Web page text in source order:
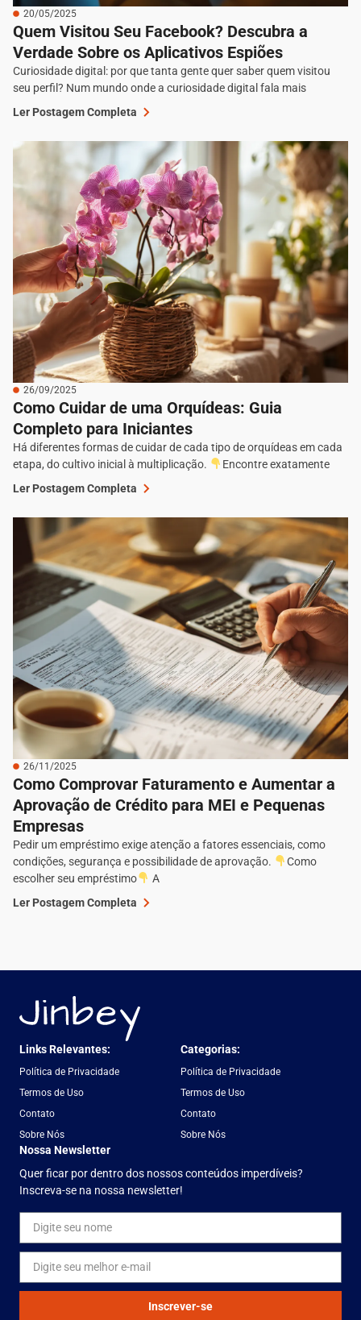
20/05/2025
Quem Visitou Seu Facebook? Descubra a
Verdade Sobre os Aplicativos Espiões
Curiosidade digital: por que tanta gente quer saber quem visitou
seu perfil? Num mundo onde a curiosidade digital fala mais
Ler Postagem Completa
26/09/2025
Como Cuidar de uma Orquídeas: Guia
Completo para Iniciantes
Há diferentes formas de cuidar de cada tipo de orquídeas em cada
etapa, do cultivo inicial à multiplicação.
Encontre exatamente
Ler Postagem Completa
26/11/2025
Como Comprovar Faturamento e Aumentar a
Aprovação de Crédito para MEI e Pequenas
Empresas
Pedir um empréstimo exige atenção a fatores essenciais, como
condições, segurança e possibilidade de aprovação.
Como
escolher seu empréstimo
A
Ler Postagem Completa
Links Relevantes:
Política de Privacidade
Termos de Uso
Contato
Sobre Nós
Categorias:
Política de Privacidade
Termos de Uso
Contato
Sobre Nós
Nossa Newsletter
Quer ficar por dentro dos nossos conteúdos imperdíveis?
Inscreva-se na nossa newsletter!
Inscrever-se